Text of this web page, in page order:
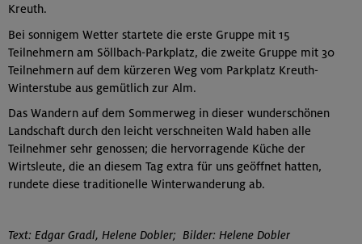
Kreuth.
Bei sonnigem Wetter startete die erste Gruppe mit 15
Teilnehmern am Söllbach-Parkplatz, die zweite Gruppe mit 30
Teilnehmern auf dem kürzeren Weg vom Parkplatz Kreuth-
Winterstube aus gemütlich zur Alm.
Das Wandern auf dem Sommerweg in dieser wunderschönen
Landschaft durch den leicht verschneiten Wald haben alle
Teilnehmer sehr genossen; die hervorragende Küche der
Wirtsleute, die an diesem Tag extra für uns geöffnet hatten,
rundete diese traditionelle Winterwanderung ab.
Text: Edgar Gradl, Helene Dobler; Bilder: Helene Dobler